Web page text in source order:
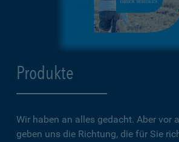
Produkte
Wir haben an alles gedacht. Aber vor
geben uns die Richtung, die für Sie